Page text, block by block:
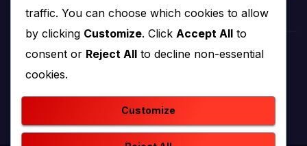
produkcija i emitiranje tv programa
traffic. You can choose which cookies to allow
by clicking Customize. Click Accept All to
consent or Reject All to decline non-essential
cookies.
Customize